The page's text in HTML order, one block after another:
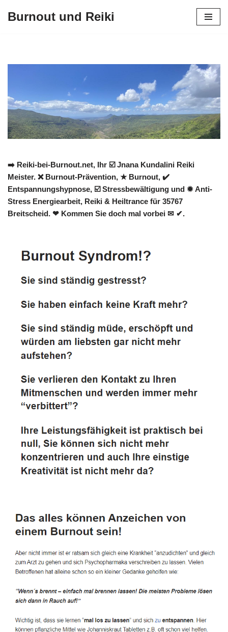
Burnout und Reiki
➡️ Reiki-bei-Burnout.net, Ihr ☑️ Jnana Kundalini Reiki
Meister. ❌ Burnout-Prävention, ★ Burnout, ✔️
Entspannungshypnose, ☑️ Stressbewältigung und ✹ Anti-
Stress Energiearbeit, Reiki & Heiltrance für 35767
Breitscheid. ❤ Kommen Sie doch mal vorbei ✉ ✔.